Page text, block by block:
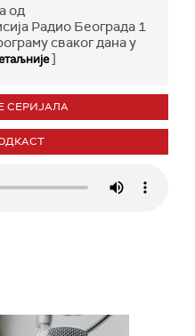
од
Радио Београда 1
сваког дана у
]
СЕРИЈАЛА